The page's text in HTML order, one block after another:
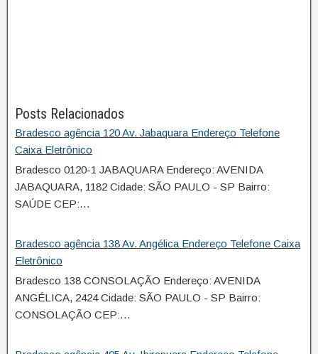
Posts Relacionados
Bradesco agência 120 Av. Jabaquara Endereço Telefone
Caixa Eletrônico
Bradesco 0120-1 JABAQUARA Endereço: AVENIDA
JABAQUARA, 1182 Cidade: SÃO PAULO - SP Bairro:
SAÚDE CEP:…
Bradesco agência 138 Av. Angélica Endereço Telefone Caixa
Eletrônico
Bradesco 138 CONSOLAÇÃO Endereço: AVENIDA
ANGÉLICA, 2424 Cidade: SÃO PAULO - SP Bairro:
CONSOLAÇÃO CEP:…